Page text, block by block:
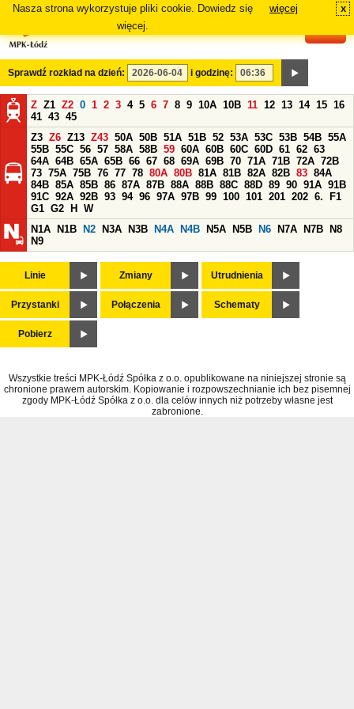
Nasza strona wykorzystuje pliki cookie. Dowiedz się
więcej.
więcej x
Sprawdź rozkład na dzień: i godzinę:
Z Z1 Z2 0 1 2 3 4 5 6 7 8 9 10A 10B 11 12 13 14 15 16
41 43 45
Z3 Z6 Z13 Z43 50A 50B 51A 51B 52 53A 53C 53B 54B 55A
55B 55C 56 57 58A 58B 59 60A 60B 60C 60D 61 62 63
64A 64B 65A 65B 66 67 68 69A 69B 70 71A 71B 72A 72B
73 75A 75B 76 77 78 80A 80B 81A 81B 82A 82B 83 84A
84B 85A 85B 86 87A 87B 88A 88B 88C 88D 89 90 91A 91B
91C 92A 92B 93 94 96 97A 97B 99 100 101 201 202 6.
F1
G1 G2 H
W
N1A
N1B N2 N3A N3B N4A N4B N5A N5B N6 N7A N7B
N8
N9
Linie Zmiany Utrudnienia
Przystanki Połączenia Schematy
Pobierz
Wszystkie treści MPK-Łódź Spółka z o.o. opublikowane na niniejszej stronie są
chronione prawem autorskim. Kopiowanie i rozpowszechnianie ich bez pisemnej
zgody MPK-Łódź Spółka z o.o. dla celów innych niż potrzeby własne jest
zabronione.